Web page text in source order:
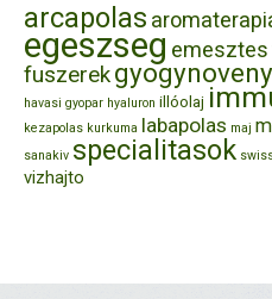
arcapolas
egeszseg emesztes
fuszerek
havasi gyopar hyaluron illóolaj
kezapolas kurkuma labapolas maj
sanakiv specialitasok
vizhajto